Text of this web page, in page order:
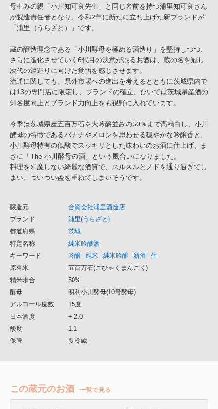
母生みの親「小川知可良先生」と同じ名前を持つ浦里知可良さん
が製造責任者となり、令和2年に新たに立ち上げた新ブランドが
「浦里（うらざと）」です。
蔵の醸造理念である「小川酵母を極める酒造り」を堅持しつつ、
さらに進化させていく6代目の決意が漲るお酒は、蔵の名を冠し
次代の酒造りに向けた覚悟を感じさせます。
流通に関しても、県外市場への進出を考えるとともに茨城県内で
は13の専門店に限定し、ブランドの確立、ひいては茨城県産酒の
知名度向上とブランド力向上をも視野に入れています。
今季は茨城県産五百万石を大吟醸並みの50％まで高精白し、小川
酵母の特徴であるバナナやメロンを思わせる穏やかな吟醸香と、
小川酵母特有の低酸でスッキリとした味わいのお酒に仕上げ、ま
さに「The 小川酵母の酒」という風合いになりました。
料理を邪魔しない綺麗な酒質で、スルスルとノドを通り過ぎてし
まい、ついつい盃を重ねてしまいそうです。
醸造元
合資会社浦里酒造店
ブランド
浦里(うらざと)
都道府県
茨城
特定名称
純米吟醸酒
キーワード
吟醸 純米 純米吟醸 新酒
生
原料米
五百万石(ごひゃくまんごく)
精米歩合
50%
酵母
明利小川酵母(10号酵母)
アルコール度数
15度
日本酒度
+ 2.0
酸度
1.1
保管
要冷蔵
この蔵元のお酒 一覧で見る